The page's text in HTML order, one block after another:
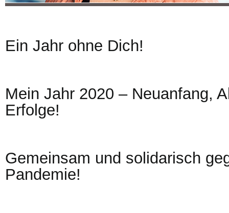
Ein Jahr ohne Dich!
Mein Jahr 2020 – Neuanfang,
Erfolge!
Gemeinsam und solidarisch
Pandemie!